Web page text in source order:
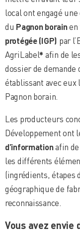
local ont engagé
du Pagnon borainen
protégée (IGP) par
AgriLabel*afin de
dossier de demande
établissant avec eux
Pagnon borain.
Les producteurs
Développement ont
d’informationafin de
les différents
(ingrédients, étapes
géographique de
reconnaissance.
Vous avez envie